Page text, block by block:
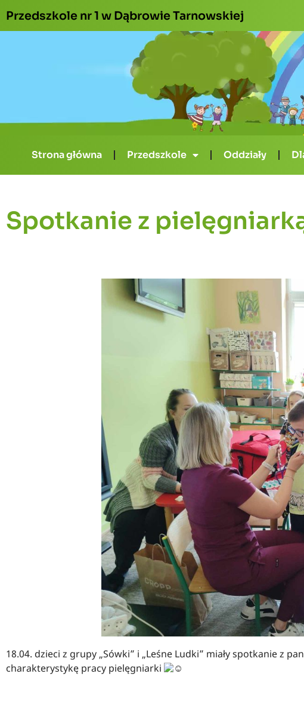
Przedszkole nr 1 w Dąbrowie Tarnowskiej
Strona główna Przedszkole Oddziały
Spotkanie z
18.04. dzieci z grupy „Sówki” i „Leśne Ludki” miały spotkanie z
charakterystykę pracy pielęgniarki